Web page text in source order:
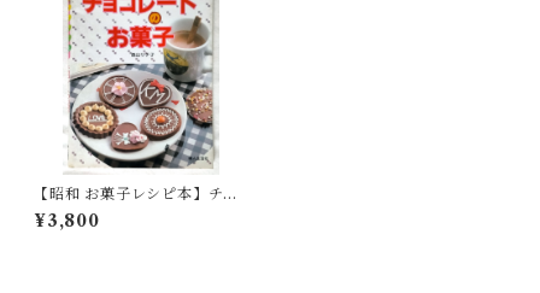
【昭和 お菓子レシピ本】チョ
コレートのお菓子 森山サチ子
¥3,800